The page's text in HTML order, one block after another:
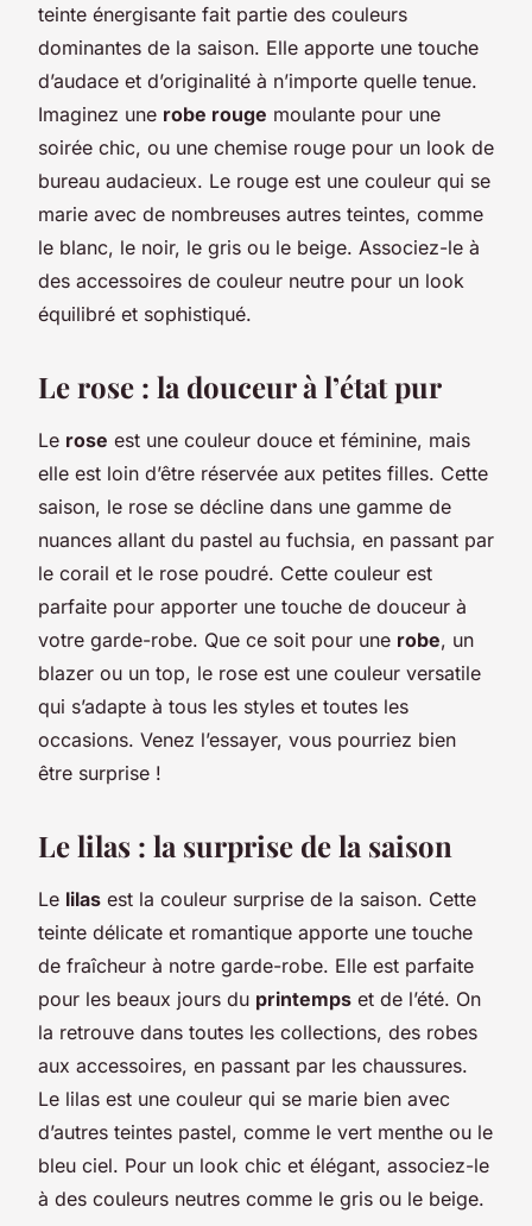
teinte énergisante fait partie des couleurs
dominantes de la saison. Elle apporte une touche
d’audace et d’originalité à n’importe quelle tenue.
Imaginez une robe rouge moulante pour une
soirée chic, ou une chemise rouge pour un look de
bureau audacieux. Le rouge est une couleur qui se
marie avec de nombreuses autres teintes, comme
le blanc, le noir, le gris ou le beige. Associez-le à
des accessoires de couleur neutre pour un look
équilibré et sophistiqué.
Le rose : la douceur à l’état pur
Le rose est une couleur douce et féminine, mais
elle est loin d’être réservée aux petites filles. Cette
saison, le rose se décline dans une gamme de
nuances allant du pastel au fuchsia, en passant par
le corail et le rose poudré. Cette couleur est
parfaite pour apporter une touche de douceur à
votre garde-robe. Que ce soit pour une robe, un
blazer ou un top, le rose est une couleur versatile
qui s’adapte à tous les styles et toutes les
occasions. Venez l’essayer, vous pourriez bien
être surprise !
Le lilas : la surprise de la saison
Le lilas est la couleur surprise de la saison. Cette
teinte délicate et romantique apporte une touche
de fraîcheur à notre garde-robe. Elle est parfaite
pour les beaux jours du printemps et de l’été. On
la retrouve dans toutes les collections, des robes
aux accessoires, en passant par les chaussures.
Le lilas est une couleur qui se marie bien avec
d’autres teintes pastel, comme le vert menthe ou le
bleu ciel. Pour un look chic et élégant, associez-le
à des couleurs neutres comme le gris ou le beige.